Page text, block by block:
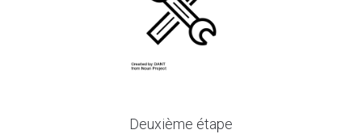
Deuxième étape